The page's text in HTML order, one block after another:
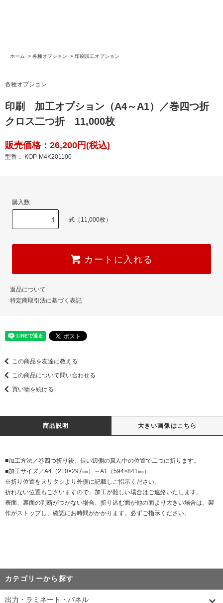
ホーム > 各種オプション > 印刷加工オプション
各種オプション
印刷 加工オプション（A4～A1）／巻四つ折
クロス二つ折 11,000枚
販売価格：26,200円(税込)
型番： KOP-M4K201100
購入数
式（11,000枚）
カートに入れる
返品について
特定商取引法に基づく表記
この商品を友達に教える
この商品について問い合わせる
買い物を続ける
商品説明 大きい画像はこちら
■加工方法／巻四つ折り後、長い辺側の真ん中の位置で二つに折ります。
■加工サイズ／A4（210×297㎜）～A1（594×841㎜）
※折り位置をヌリタシより外側に記載しご指示ください。
折れない位置もございますので、加工が難しい場合はご連絡いたします。
表面、裏面の判断がつかない場合、折り込む面が他の面より大きい場合は、製
作がストップし、確認にお時間がかかります。必ずご指示ください。
カテゴリーから探す
出力・ラミネート・パネル